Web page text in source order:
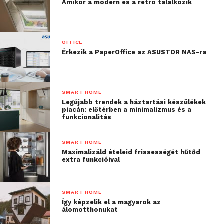
Amikor a modern és a retró találkozik
OFFICE
Érkezik a PaperOffice az ASUSTOR NAS-ra
SMART HOME
Legújabb trendek a háztartási készülékek
piacán: előtérben a minimalizmus és a
funkcionalitás
SMART HOME
Maximalizáld ételeid frissességét hűtőd
extra funkcióival
SMART HOME
Így képzelik el a magyarok az
álomotthonukat